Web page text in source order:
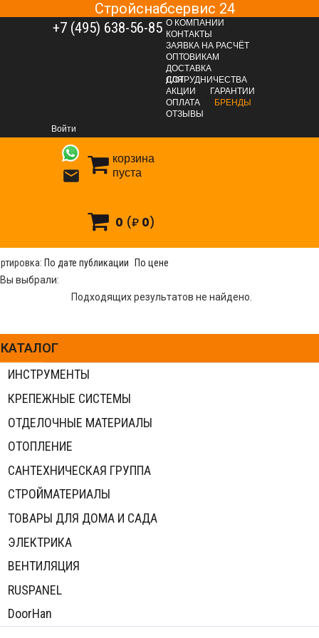
Стройснабсервис 24
+7 (495) 638-56-85 О КОМПАНИИ
КОНТАКТЫ
ЗАЯВКА НА РАСЧЁТ
ОПТОВИКАМ
ДОСТАВКА
ДЛЯ СОТРУДНИЧЕСТВА
АКЦИИ
ГАРАНТИИ
ОПЛАТА
БРЕНДЫ
ОТЗЫВЫ
Войти

корзина
пуста
0 (₽ 0)
По дате публикации По цене
Вы выбрали:
Подходящих результатов не найдено.
КАТАЛОГ
ИНСТРУМЕНТЫ
КРЕПЕЖНЫЕ СИСТЕМЫ
ОТДЕЛОЧНЫЕ МАТЕРИАЛЫ
ОТОПЛЕНИЕ
САНТЕХНИЧЕСКАЯ ГРУППА
СТРОЙМАТЕРИАЛЫ
ТОВАРЫ ДЛЯ ДОМА И САДА
ЭЛЕКТРИКА
ВЕНТИЛЯЦИЯ
RUSPANEL
DoorHan